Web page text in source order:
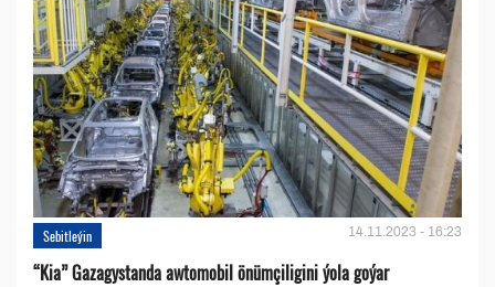
Sebitleýin 14.11.2023 - 16:23
“Kia” Gazagystanda awtomobil önümçiligini ýola goýar